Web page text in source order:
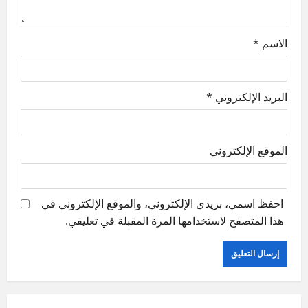
الاسم *
البريد الإلكتروني *
الموقع الإلكتروني
احفظ اسمي، بريدي الإلكتروني، والموقع الإلكتروني في
هذا المتصفح لاستخدامها المرة المقبلة في تعليقي.